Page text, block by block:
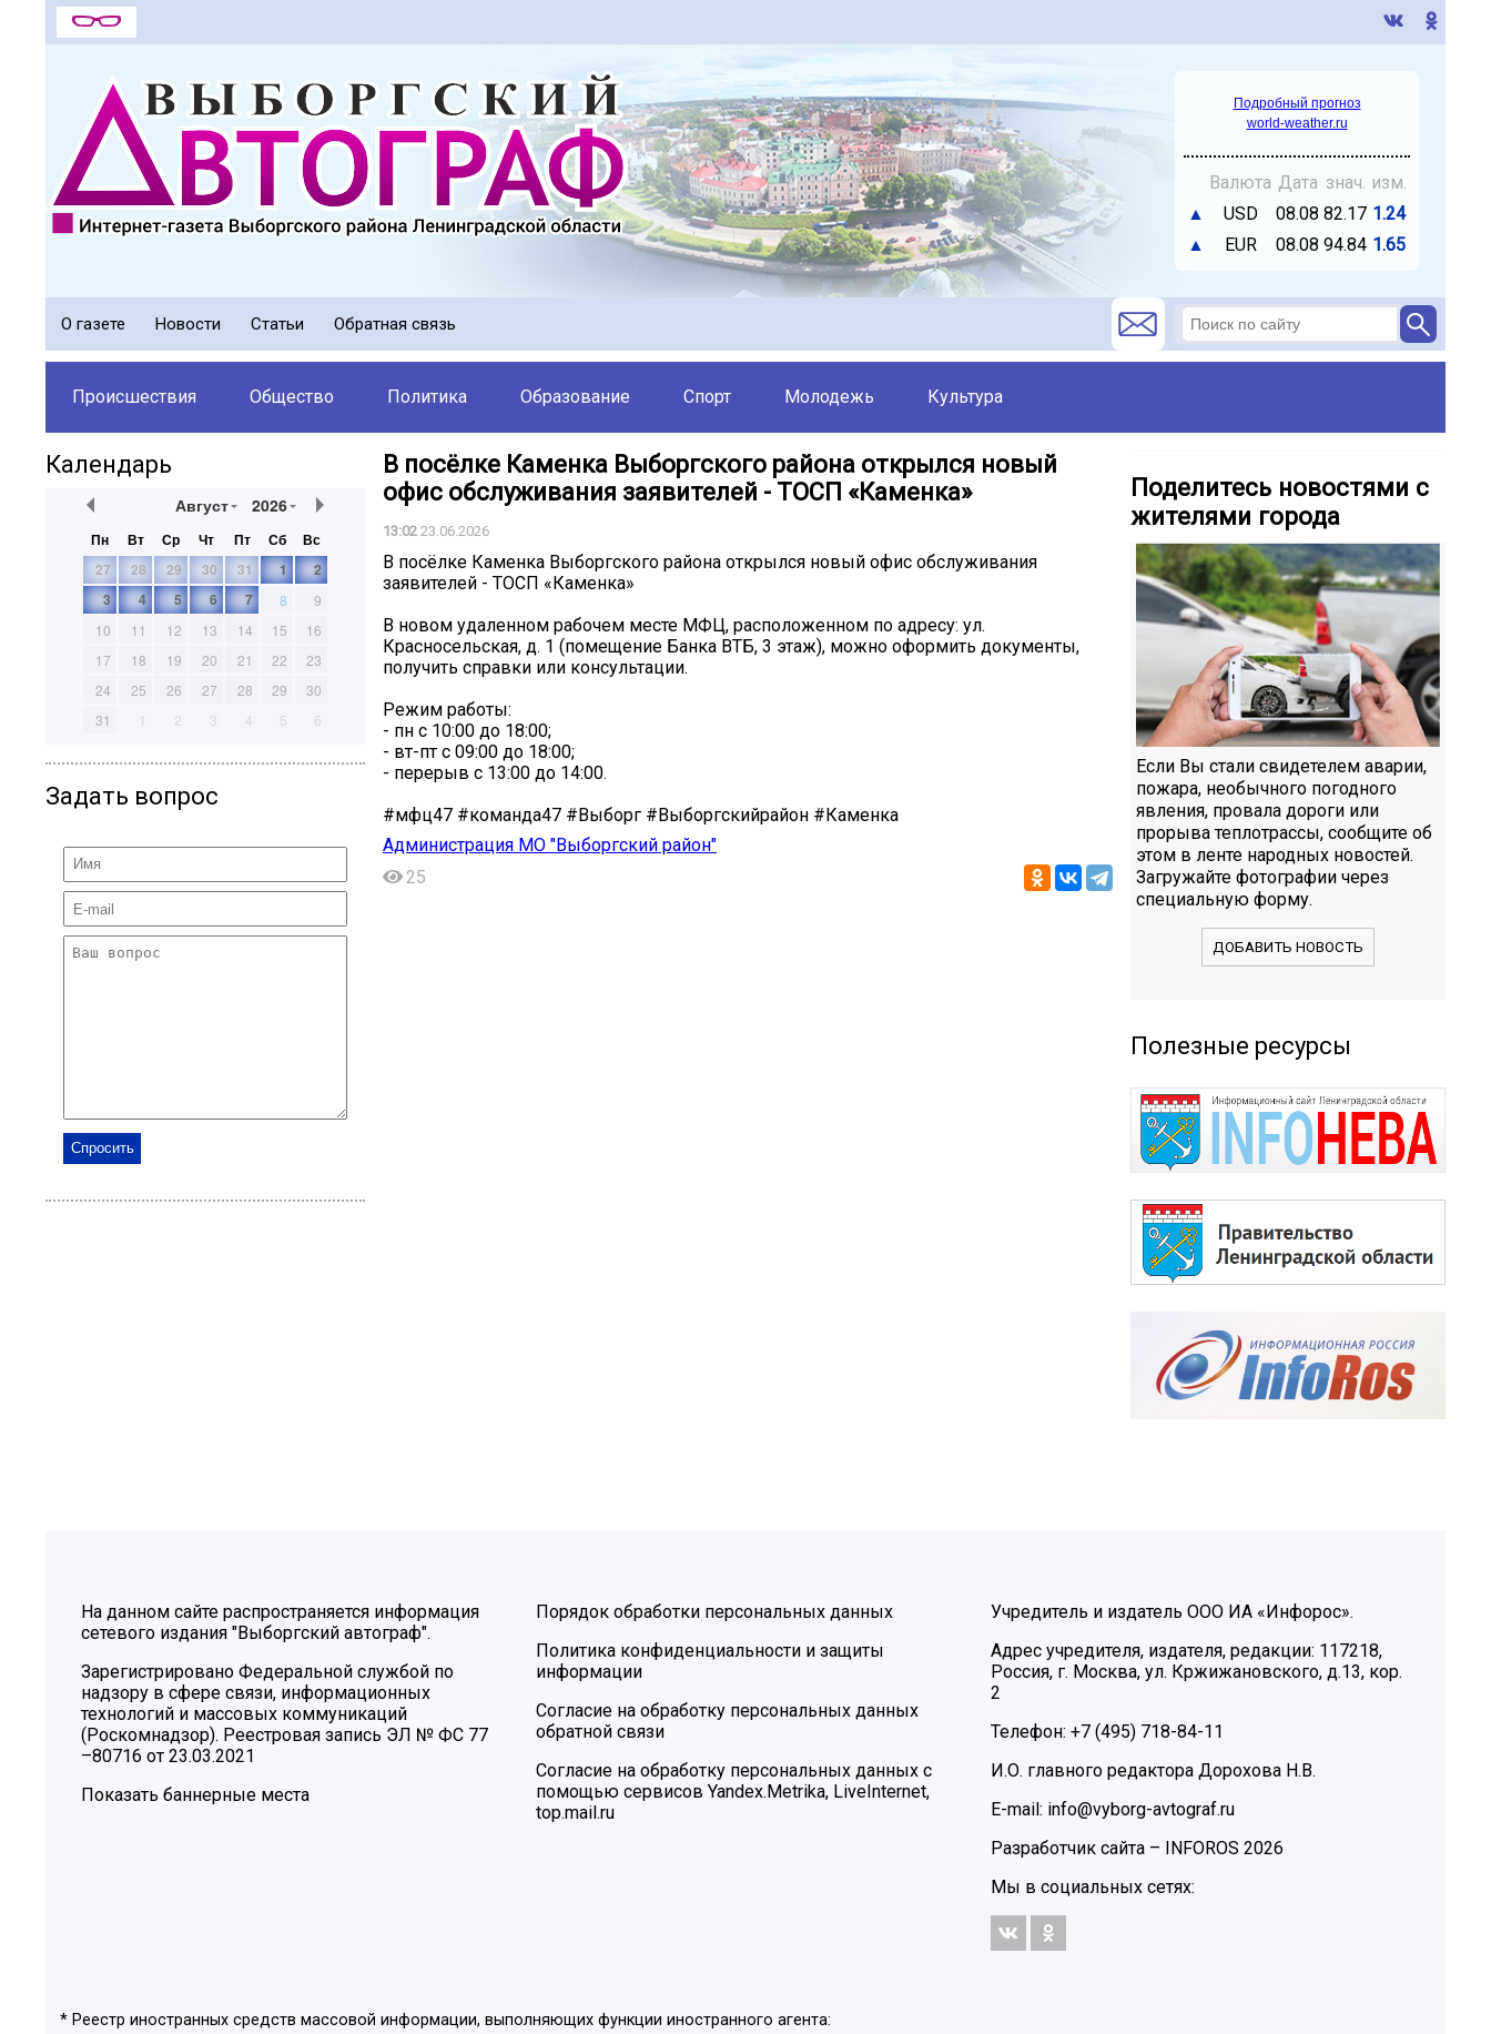
Подробный прогноз
world-weather.ru
Валюта Дата знач. изм.
▲
USD 08.08 82.17 1.24
▲
EUR 08.08 94.84 1.65
О газете Новости Статьи Обратная связь
Происшествия Общество Политика Образование Спорт Молодежь Культура
Календарь
Август 2026
Пн Вт Ср Чт Пт Сб
Вс
27
28 29 30 31 1
2
3
4 5 6 7 8
9
10
11 12 13 14 15
16
17
18 19 20 21 22
23
24
25 26 27 28 29
30
31
1 2 3 4 5 6
Задать вопрос
В посёлке Каменка Выборгского района открылся новый
офис обслуживания заявителей - ТОСП «Каменка»
13:02 23.06.2026
В посёлке Каменка Выборгского района открылся новый офис обслуживания
заявителей - ТОСП «Каменка»
В новом удаленном рабочем месте МФЦ, расположенном по адресу: ул.
Красносельская, д. 1 (помещение Банка ВТБ, 3 этаж), можно оформить документы,
получить справки или консультации.
Режим работы:
- пн c 10:00 до 18:00;
- вт-пт c 09:00 до 18:00;
- перерыв с 13:00 до 14:00.
#мфц47 #команда47 #Выборг #Выборгскийрайон #Каменка
Администрация МО "Выборгский район"
25
Поделитесь новостями с
жителями города
Если Вы стали свидетелем аварии,
пожара, необычного погодного
явления, провала дороги или
прорыва теплотрассы, сообщите об
этом в ленте народных новостей.
Загружайте фотографии через
специальную форму.
ДОБАВИТЬ НОВОСТЬ
Полезные ресурсы
На данном сайте распространяется информация
сетевого издания "Выборгский автограф".
Зарегистрировано Федеральной службой по
надзору в сфере связи, информационных
технологий и массовых коммуникаций
(Роскомнадзор). Реестровая запись ЭЛ № ФС 77
–80716 от 23.03.2021
Показать баннерные места
Порядок обработки персональных данных
Политика конфиденциальности и защиты
информации
Согласие на обработку персональных данных
обратной связи
Согласие на обработку персональных данных с
помощью сервисов Yandex.Metrika, LiveInternet,
top.mail.ru
Учредитель и издатель ООО ИА «Инфорос».
Адрес учредителя, издателя, редакции: 117218,
Россия, г. Москва, ул. Кржижановского, д.13, кор.
2
Телефон: +7 (495) 718-84-11
И.О. главного редактора Дорохова Н.В.
E-mail: info@vyborg-avtograf.ru
Разработчик сайта –
INFOROS 2026
Мы в социальных сетях:
* Реестр иностранных средств массовой информации, выполняющих функции иностранного агента: